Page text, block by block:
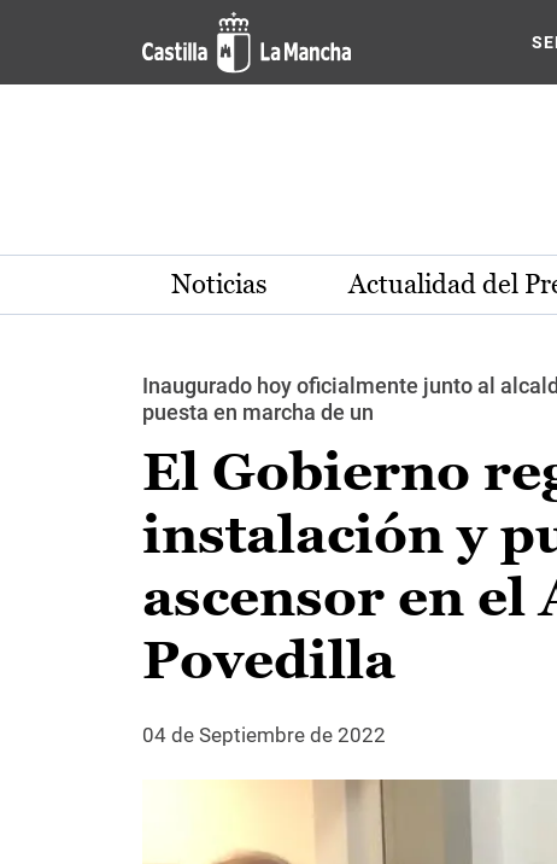
Pasar al contenido principal
Noticias Actualidad del
Inaugurado hoy oficialmente junto al
puesta en marcha de un
El Gobierno
instalación y
ascensor en el
Povedilla
04 de Septiembre de 2022